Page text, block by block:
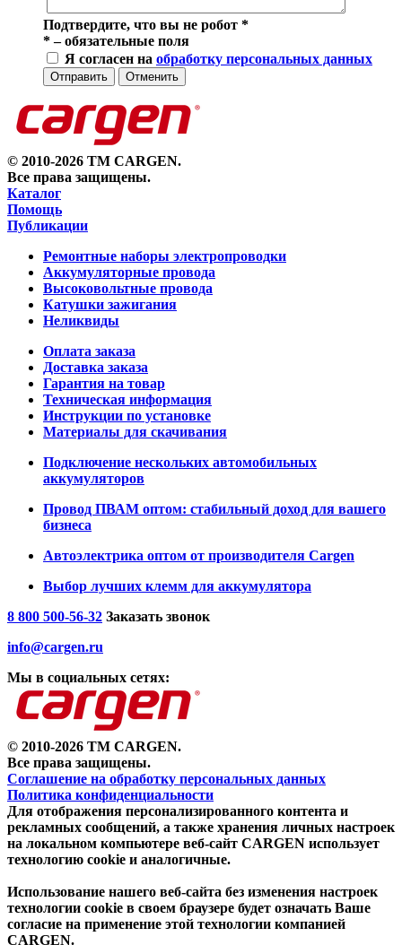
Подтвердите, что вы не робот *
*– обязательные поля
Я согласен на обработку персональных данных
Отправить Отменить
© 2010-2026 TM CARGEN.
Все права защищены.
Каталог
Помощь
Публикации
Ремонтные наборы электропроводки
Аккумуляторные провода
Высоковольтные провода
Катушки зажигания
Неликвиды
Оплата заказа
Доставка заказа
Гарантия на товар
Техническая информация
Инструкции по установке
Материалы для скачивания
Подключение нескольких автомобильных
аккумуляторов
Провод ПВАМ оптом: стабильный доход для вашего
бизнеса
Автоэлектрика оптом от производителя Cargen
Выбор лучших клемм для аккумулятора
8 800 500-56-32 Заказать звонок
info@cargen.ru
Мы в социальных сетях:
© 2010-2026 TM CARGEN.
Все права защищены.
Соглашение на обработку персональных данных
Политика конфиденциальности
Для отображения персонализированного контента и
рекламных сообщений, а также хранения личных настроек
на локальном компьютере веб-сайт CARGEN использует
технологию cookie и аналогичные.
Использование нашего веб-сайта без изменения настроек
технологии cookie в своем браузере будет означать Ваше
согласие на применение этой технологии компанией
CARGEN.